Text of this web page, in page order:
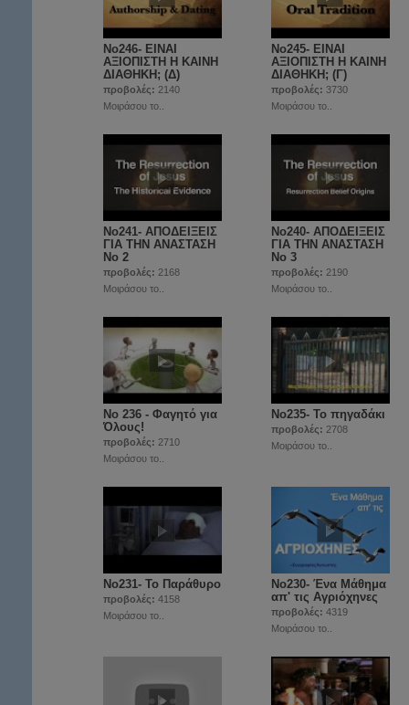
No246- ΕΙΝΑΙ
ΑΞΙΟΠΙΣΤΗ Η ΚΑΙΝΗ
ΔΙΑΘΗΚΗ; (Δ)
προβολές: 2140
Μοιράσου το..
No245- ΕΙΝΑΙ
ΑΞΙΟΠΙΣΤΗ Η ΚΑΙΝΗ
ΔΙΑΘΗΚΗ; (Γ)
προβολές: 3730
Μοιράσου το..
No241- ΑΠΟΔΕΙΞΕΙΣ
ΓΙΑ ΤΗΝ ΑΝΑΣΤΑΣΗ
Νο 2
προβολές: 2168
Μοιράσου το..
No240- ΑΠΟΔΕΙΞΕΙΣ
ΓΙΑ ΤΗΝ ΑΝΑΣΤΑΣΗ
Νο 3
προβολές: 2190
Μοιράσου το..
Νο 236 - Φαγητό για
Όλους!
προβολές: 2710
Μοιράσου το..
Nο235- Το πηγαδάκι
προβολές: 2708
Μοιράσου το..
No231- Το Παράθυρο
προβολές: 4158
Μοιράσου το..
No230- Ένα Μάθημα
απ' τις Aγριόχηνες
προβολές: 4319
Μοιράσου το..